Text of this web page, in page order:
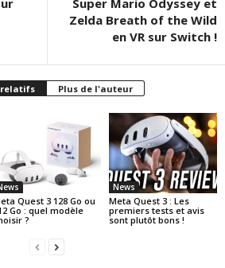
Zelda Breath of the Wild
en VR sur Switch !
Plus de l'auteur
Quest 3 128 Go ou
Go : quel modèle
?
News
Meta Quest 3 : Les
premiers tests et avis
sont plutôt bons !